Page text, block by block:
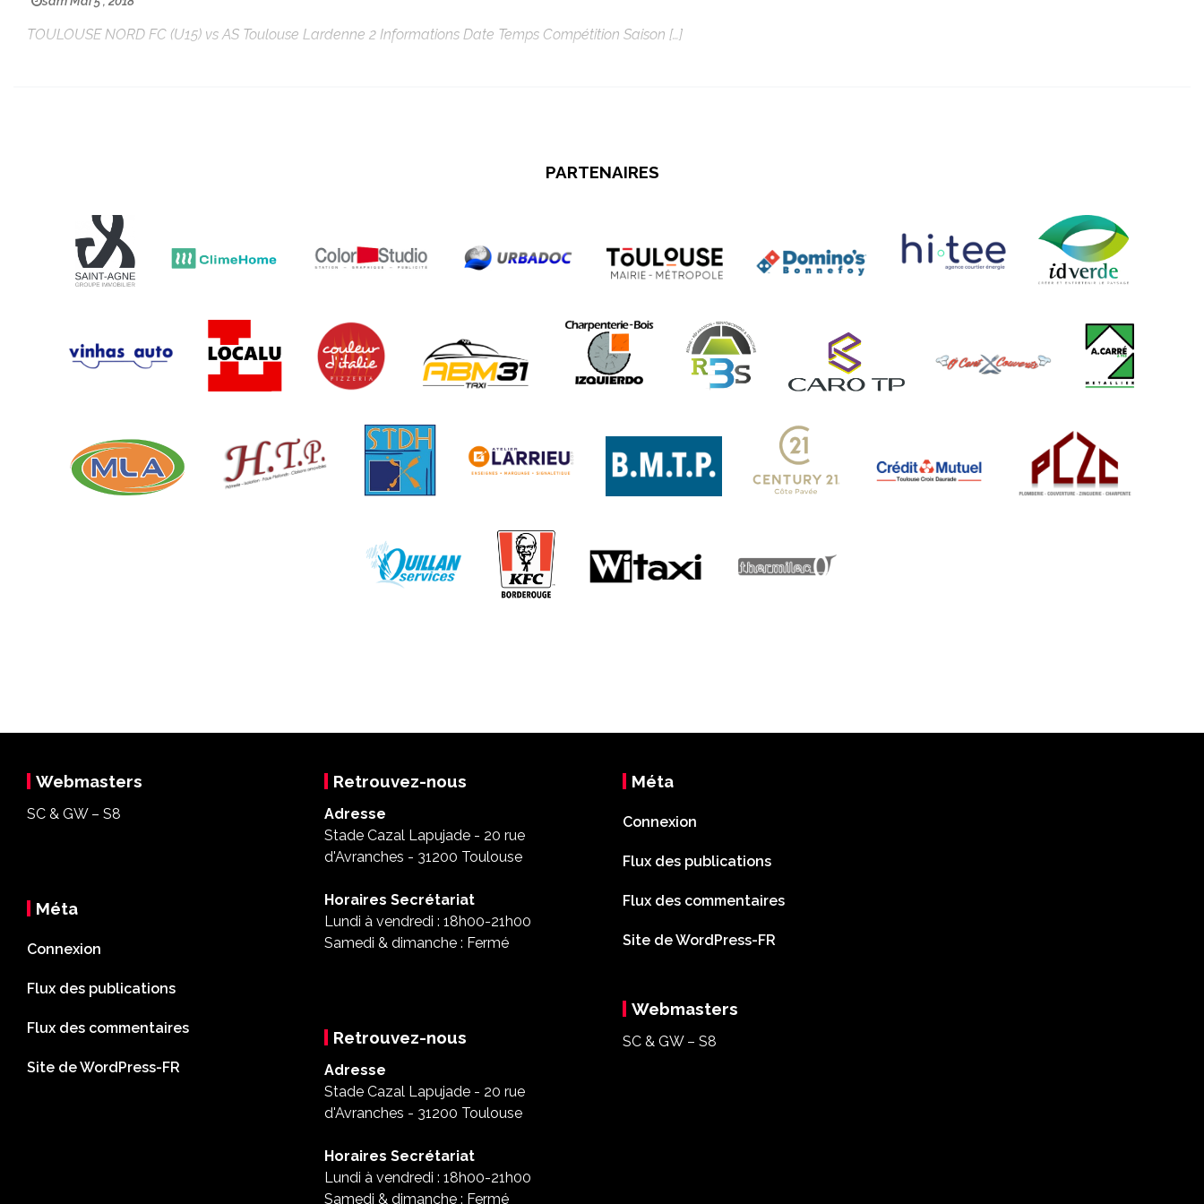
TOULOUSE NORD FC (U15) vs AS Toulouse Lardenne 2 Informations Date Temps Compétition Saison […]
PARTENAIRES
Webmasters
SC & GW – S8
Méta
Connexion
Flux des publications
Flux des commentaires
Site de WordPress-FR
Retrouvez-nous
Adresse
Stade Cazal Lapujade - 20 rue
d'Avranches - 31200 Toulouse
Horaires Secrétariat
Lundi à vendredi : 18h00-21h00
Samedi & dimanche : Fermé
Retrouvez-nous
Adresse
Stade Cazal Lapujade - 20 rue
d'Avranches - 31200 Toulouse
Horaires Secrétariat
Lundi à vendredi : 18h00-21h00
Samedi & dimanche : Fermé
Méta
Connexion
Flux des publications
Flux des commentaires
Site de WordPress-FR
Webmasters
SC & GW – S8